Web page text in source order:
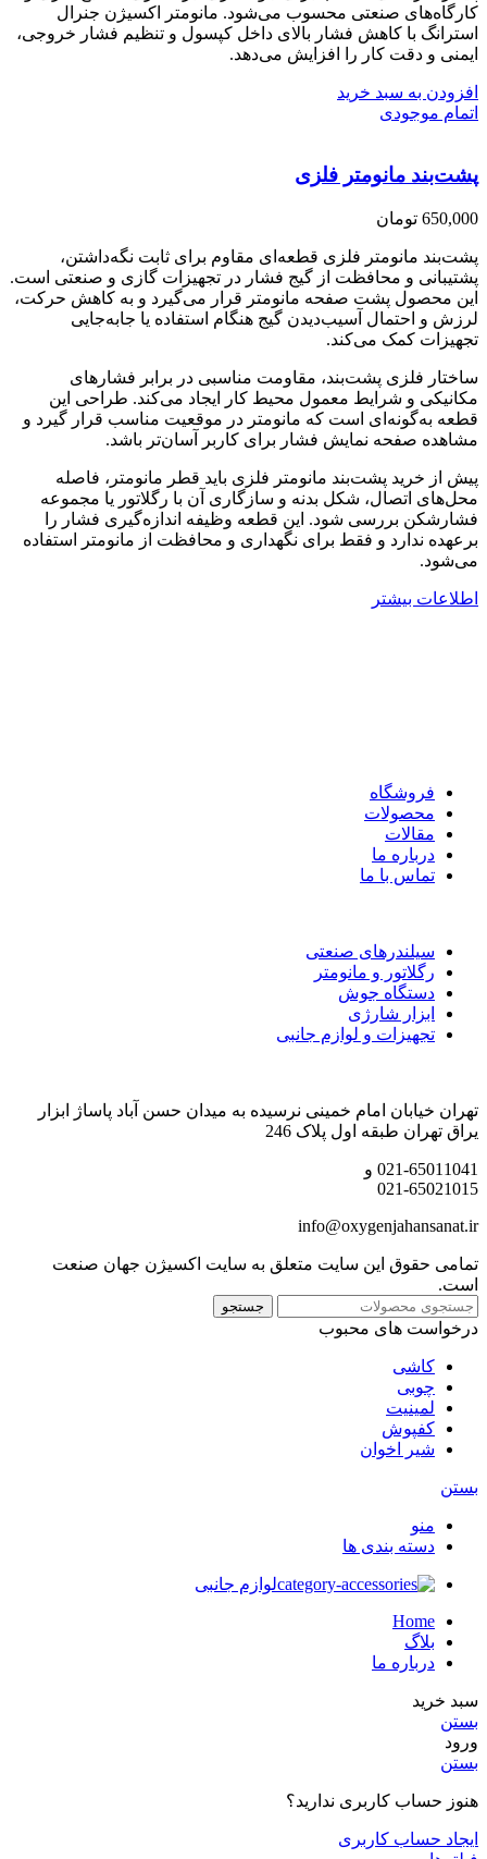
کارگاه‌های صنعتی محسوب می‌شود. مانومتر اکسیژن جنرال
استرانگ با کاهش فشار بالای داخل کپسول و تنظیم فشار خروجی،
ایمنی و دقت کار را افزایش می‌دهد.
افزودن به سبد خرید
اتمام موجودی
پشت‌بند مانومتر فلزی
650,000 تومان
پشت‌بند مانومتر فلزی قطعه‌ای مقاوم برای ثابت نگه‌داشتن،
پشتیبانی و محافظت از گیج فشار در تجهیزات گازی و صنعتی است.
این محصول پشت صفحه مانومتر قرار می‌گیرد و به کاهش حرکت،
لرزش و احتمال آسیب‌دیدن گیج هنگام استفاده یا جابه‌جایی
تجهیزات کمک می‌کند.
ساختار فلزی پشت‌بند، مقاومت مناسبی در برابر فشارهای
مکانیکی و شرایط معمول محیط کار ایجاد می‌کند. طراحی این
قطعه به‌گونه‌ای است که مانومتر در موقعیت مناسب قرار گیرد و
مشاهده صفحه نمایش فشار برای کاربر آسان‌تر باشد.
پیش از خرید پشت‌بند مانومتر فلزی باید قطر مانومتر، فاصله
محل‌های اتصال، شکل بدنه و سازگاری آن با رگلاتور یا مجموعه
فشارشکن بررسی شود. این قطعه وظیفه اندازه‌گیری فشار را
برعهده ندارد و فقط برای نگهداری و محافظت از مانومتر استفاده
می‌شود.
اطلاعات بیشتر
فروشگاه
محصولات
مقالات
درباره ما
تماس با ما
سیلندرهای صنعتی
رگلاتور و مانومتر
دستگاه جوش
ابزار شارژی
تجهیزات و لوازم جانبی
تهران خیابان امام خمینی نرسیده به میدان حسن آباد پاساژ ابزار
یراق تهران طبقه اول پلاک 246
021-65011041 و
021-65021015
info@oxygenjahansanat.ir
تمامی حقوق این سایت متعلق به سایت اکسیژن جهان صنعت
است.
جستجو
درخواست های محبوب
کاشی
چوبی
لمینیت
کفپوش
شیر اخوان
بستن
منو
دسته بندی ها
لوازم جانبی
Home
بلاگ
درباره ما
سبد خرید
بستن
ورود
بستن
هنوز حساب کاربری ندارید؟
ایجاد حساب کاربری